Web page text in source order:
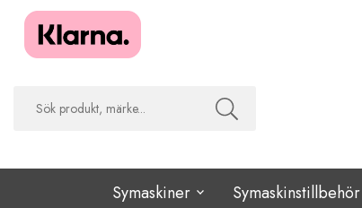
Symaskiner Symaskinstillbehör